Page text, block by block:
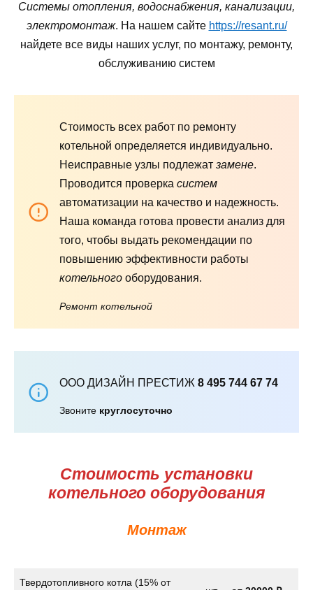
Системы отопления, водоснабжения, канализации,
электромонтаж. На нашем сайте https://resant.ru/
найдете все виды наших услуг, по монтажу, ремонту,
обслуживанию систем
Стоимость всех работ по ремонту
котельной определяется индивидуально.
Неисправные узлы подлежат замене.
Проводится проверка систем
автоматизации на качество и надежность.
Наша команда готова провести анализ для
того, чтобы выдать рекомендации по
повышению эффективности работы
котельного оборудования.
Ремонт котельной
ООО ДИЗАЙН ПРЕСТИЖ 8 495 744 67 74
Звоните круглосуточно
Стоимость установки
котельного оборудования
Монтаж
Твердотопливного котла (15% от